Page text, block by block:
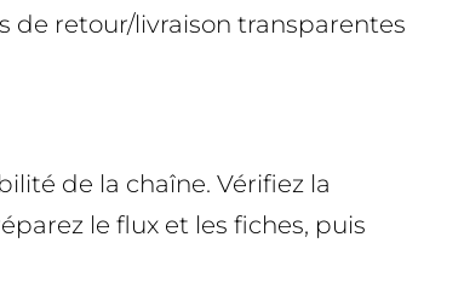
de retour/livraison transparentes
de la chaîne. Vérifiez la
le flux et les fiches, puis